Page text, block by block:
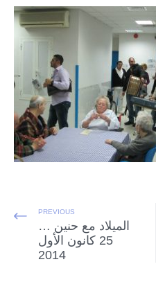
PREVIOUS
الميلاد مع حنين …
25 كانون الأول
2014